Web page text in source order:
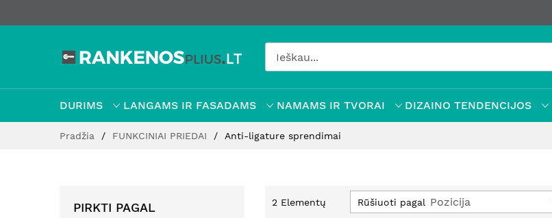
DURIMS LANGAMS IR FASADAMS NAMAMS IR TVORAI DIZAINO TENDENCIJOS
Pradžia FUNKCINIAI PRIEDAI Anti-ligature sprendimai
2 Elementų Rūšiuoti pagal
PIRKTI PAGAL